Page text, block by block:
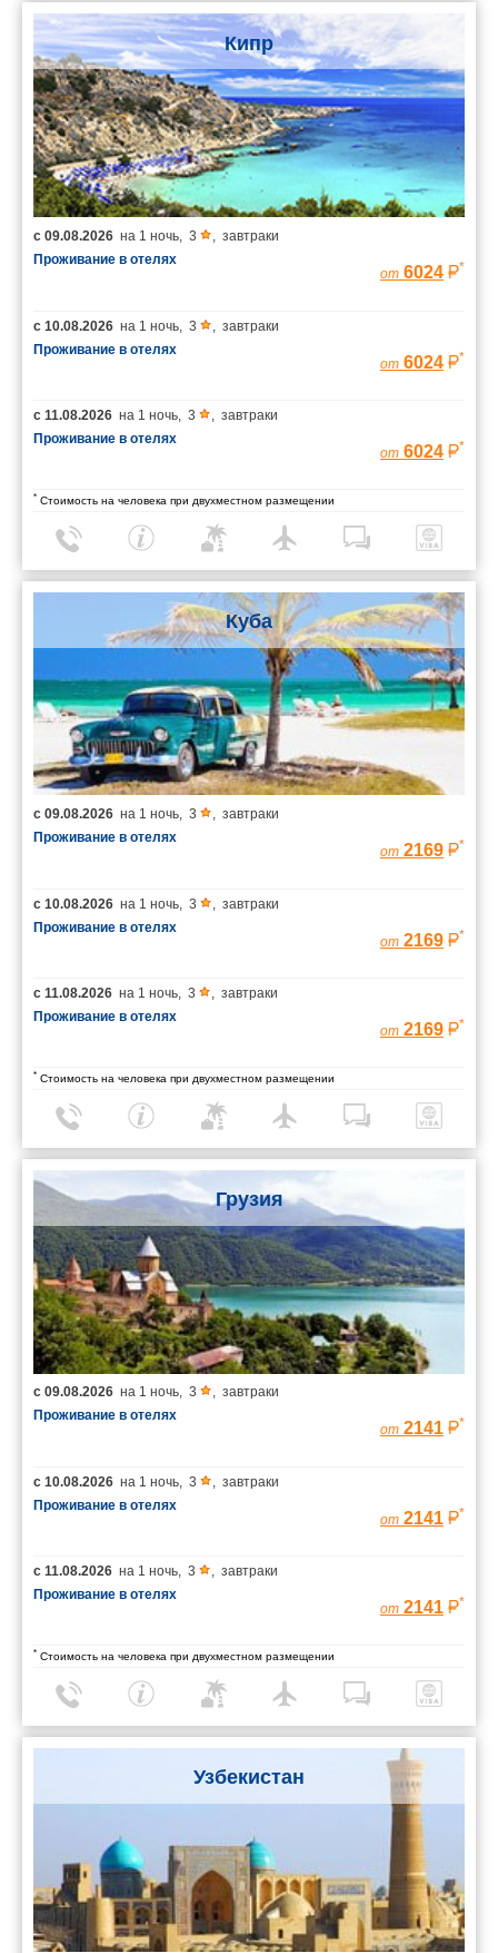
Кипр
с 09.08.2026 на 1 ночь 3
завтраки
Проживание в отелях
от 6024 *
с 10.08.2026 на 1 ночь 3
завтраки
Проживание в отелях
от 6024 *
с 11.08.2026 на 1 ночь 3
завтраки
Проживание в отелях
от 6024 *
* Стоимость на человека при двухместном размещении
Куба
с 09.08.2026 на 1 ночь 3
завтраки
Проживание в отелях
от 2169 *
с 10.08.2026 на 1 ночь 3
завтраки
Проживание в отелях
от 2169 *
с 11.08.2026 на 1 ночь 3
завтраки
Проживание в отелях
от 2169 *
* Стоимость на человека при двухместном размещении
Грузия
с 09.08.2026 на 1 ночь, 3 , завтраки
Проживание в отелях
от 2141 *
с 10.08.2026 на 1 ночь, 3 , завтраки
Проживание в отелях
от 2141 *
с 11.08.2026 на 1 ночь, 3 , завтраки
Проживание в отелях
от 2141 *
* Стоимость на человека при двухместном размещении
Узбекистан